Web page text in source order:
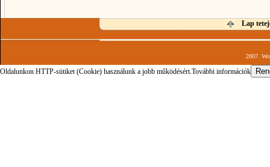
Lap
2007.
Oldalunkon HTTP-sütiket (Cookie) használunk a jobb működésért.További információk